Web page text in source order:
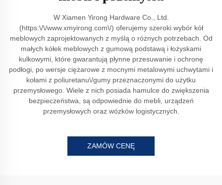
W Xiamen Yirong Hardware Co., Ltd.
(https:\/\/www.xmyirong.com\/) oferujemy szeroki wybór kół
meblowych zaprojektowanych z myślą o różnych potrzebach. Od
małych kółek meblowych z gumową podstawą i łożyskami
kulkowymi, które gwarantują płynne przesuwanie i ochronę
podłogi, po wersje ciężarowe z mocnymi metalowymi uchwytami i
kołami z poliuretanu\/gumy przeznaczonymi do użytku
przemysłowego. Wiele z nich posiada hamulce do zwiększenia
bezpieczeństwa, są odpowiednie do mebli, urządzeń
przemysłowych oraz wózków logistycznych.
ZAMÓW CENĘ